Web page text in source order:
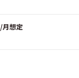
月想定